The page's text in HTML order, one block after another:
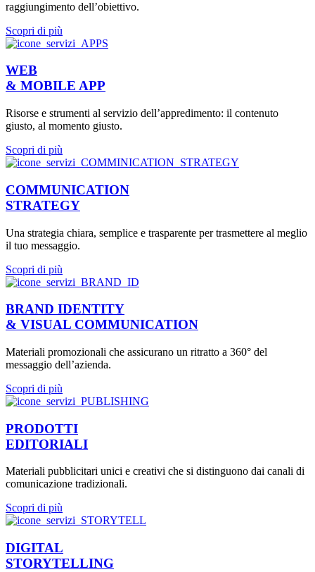
raggiungimento dell’obiettivo.
Scopri di più
WEB
& MOBILE APP
Risorse e strumenti al servizio dell’appredimento: il contenuto
giusto, al momento giusto.
Scopri di più
COMMUNICATION
STRATEGY
Una strategia chiara, semplice e trasparente per trasmettere al meglio
il tuo messaggio.
Scopri di più
BRAND IDENTITY
& VISUAL COMMUNICATION
Materiali promozionali che assicurano un ritratto a 360° del
messaggio dell’azienda.
Scopri di più
PRODOTTI
EDITORIALI
Materiali pubblicitari unici e creativi che si distinguono dai canali di
comunicazione tradizionali.
Scopri di più
DIGITAL
STORYTELLING